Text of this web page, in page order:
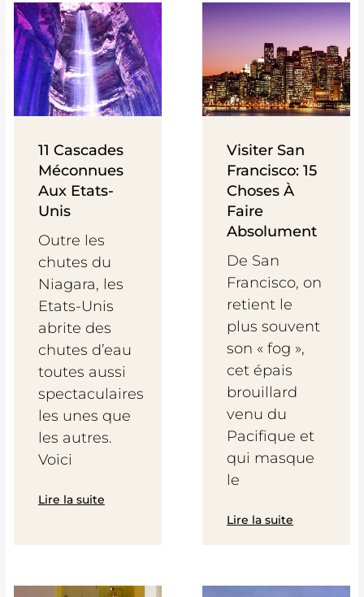
11 Cascades
Méconnues
Aux Etats-
Unis
Outre les
chutes du
Niagara, les
Etats-Unis
abrite des
chutes d’eau
toutes aussi
spectaculaires
les unes que
les autres.
Voici
Lire la suite
Visiter San
Francisco: 15
Choses À
Faire
Absolument
De San
Francisco, on
retient le
plus souvent
son « fog »,
cet épais
brouillard
venu du
Pacifique et
qui masque
le
Lire la suite